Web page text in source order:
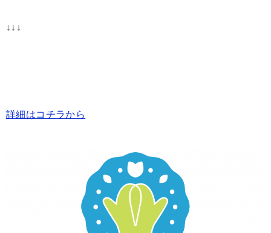
↓↓↓
詳細はコチラから